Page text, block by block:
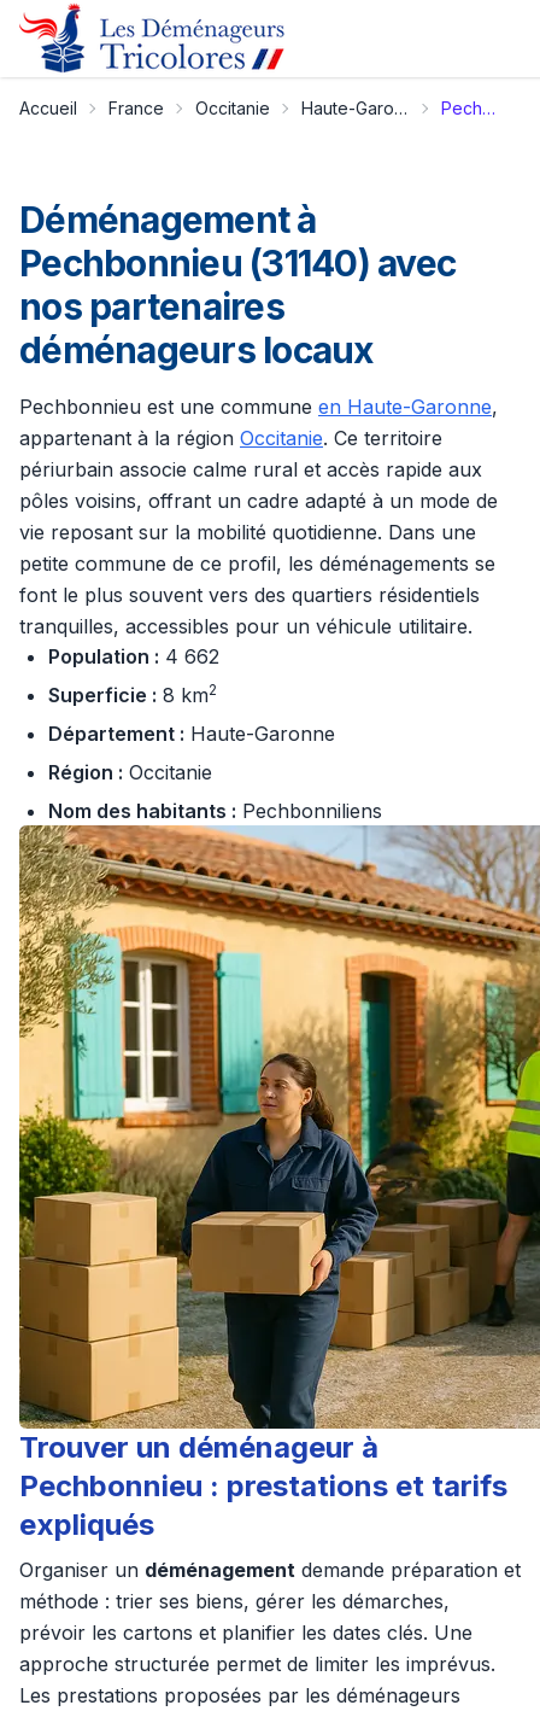
Accueil France Occitanie Haute-Garonne Pechbonnieu
Déménagement à
Pechbonnieu (31140) avec
nos partenaires
déménageurs locaux
Pechbonnieu est une commune en Haute-Garonne,
appartenant à la région Occitanie. Ce territoire
périurbain associe calme rural et accès rapide aux
pôles voisins, offrant un cadre adapté à un mode de
vie reposant sur la mobilité quotidienne. Dans une
petite commune de ce profil, les déménagements se
font le plus souvent vers des quartiers résidentiels
tranquilles, accessibles pour un véhicule utilitaire.
Population : 4 662
Superficie : 8 km2
Département : Haute-Garonne
Région : Occitanie
Nom des habitants : Pechbonniliens
Trouver un déménageur à
Pechbonnieu : prestations et tarifs
expliqués
Organiser un déménagement demande préparation et
méthode : trier ses biens, gérer les démarches,
prévoir les cartons et planifier les dates clés. Une
approche structurée permet de limiter les imprévus.
Les prestations proposées par les déménageurs